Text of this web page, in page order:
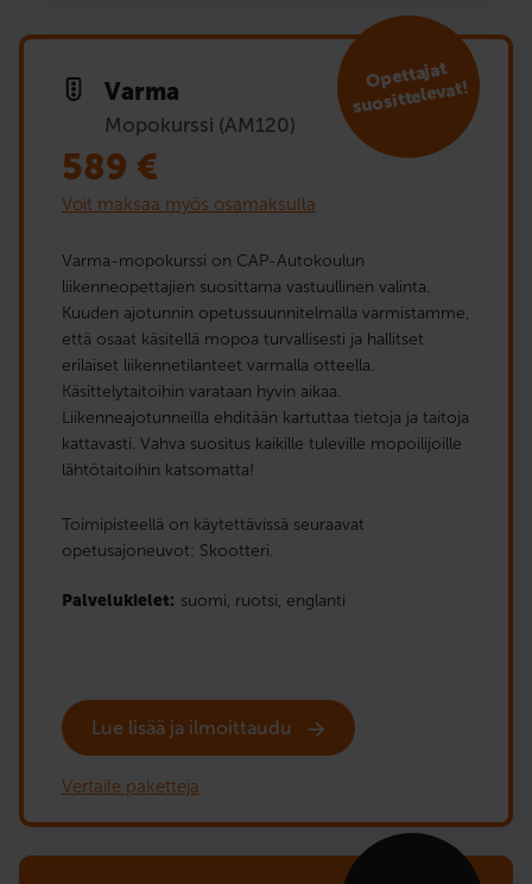
Varma
Mopokurssi (AM120)
Opet­tajat
suosit­televat!
589 €
Voit maksaa myös osamaksulla
Varma-mopokurssi on CAP-Autokoulun
liikenneopettajien suosittama vastuullinen valinta.
Kuuden ajotunnin opetussuunnitelmalla varmistamme,
että osaat käsitellä mopoa turvallisesti ja hallitset
erilaiset liikennetilanteet varmalla otteella.
Käsittelytaitoihin varataan hyvin aikaa.
Liikenneajotunneilla ehditään kartuttaa tietoja ja taitoja
kattavasti. Vahva suositus kaikille tuleville mopoilijoille
lähtötaitoihin katsomatta!
Toimipisteellä on käytettävissä seuraavat
opetusajoneuvot: Skootteri.
Palvelukielet: suomi, ruotsi, englanti
Lue lisää ja ilmoittaudu
Vertaile paketteja